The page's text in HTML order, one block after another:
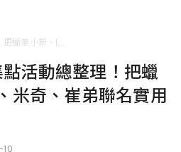
活動總整理！把蠟
米奇、崔弟聯名實用